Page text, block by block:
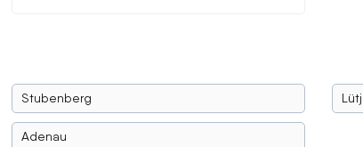
Stubenberg
Adenau